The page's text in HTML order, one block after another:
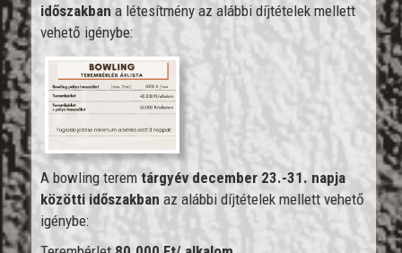
időszakban a létesítmény az alábbi díjtételek mellett
vehető igénybe:
A bowling terem tárgyév december 23.-31. napja
közötti időszakban az alábbi díjtételek mellett vehető
igénybe: